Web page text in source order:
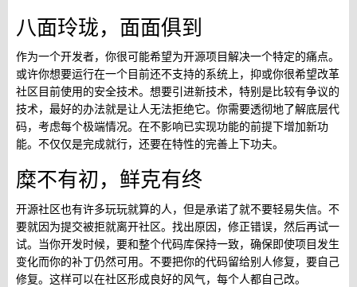
八面玲珑，面面俱到
作为一个开发者，你很可能希望为开源项目解决一个特定的痛点。
或许你想要运行在一个目前还不支持的系统上，抑或你很希望改革
社区目前使用的安全技术。想要引进新技术，特别是比较有争议的
技术，最好的办法就是让人无法拒绝它。你需要透彻地了解底层代
码，考虑每个极端情况。在不影响已实现功能的前提下增加新功
能。不仅仅是完成就行，还要在特性的完善上下功夫。
糜不有初，鲜克有终
开源社区也有许多玩玩就算的人，但是承诺了就不要轻易失信。不
要就因为提交被拒就离开社区。找出原因，修正错误，然后再试一
试。当你开发时候，要和整个代码库保持一致，确保即使项目发生
变化而你的补丁仍然可用。不要把你的代码留给别人修复，要自己
修复。这样可以在社区形成良好的风气，每个人都自己改。